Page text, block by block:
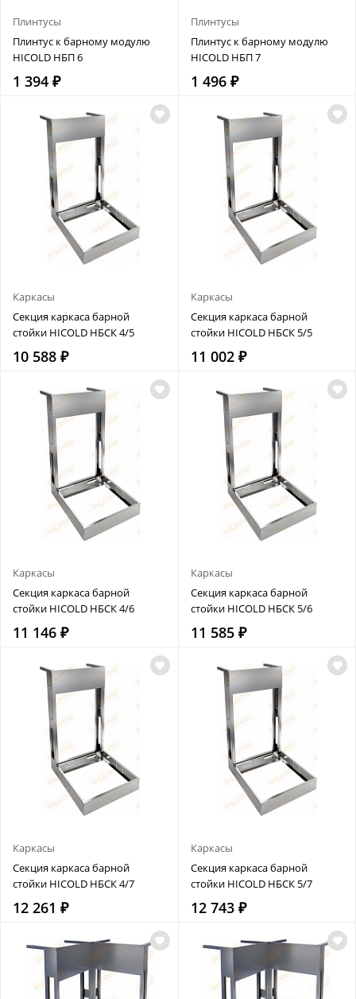
Плинтусы
Плинтус к барному модулю
HICOLD НБП 6
1 394 ₽
Плинтусы
Плинтус к барному модулю
HICOLD НБП 7
1 496 ₽
Каркасы
Секция каркаса барной
стойки HICOLD НБСК 4/5
10 588 ₽
Каркасы
Секция каркаса барной
стойки HICOLD НБСК 5/5
11 002 ₽
Каркасы
Секция каркаса барной
стойки HICOLD НБСК 4/6
11 146 ₽
Каркасы
Секция каркаса барной
стойки HICOLD НБСК 5/6
11 585 ₽
Каркасы
Секция каркаса барной
стойки HICOLD НБСК 4/7
12 261 ₽
Каркасы
Секция каркаса барной
стойки HICOLD НБСК 5/7
12 743 ₽